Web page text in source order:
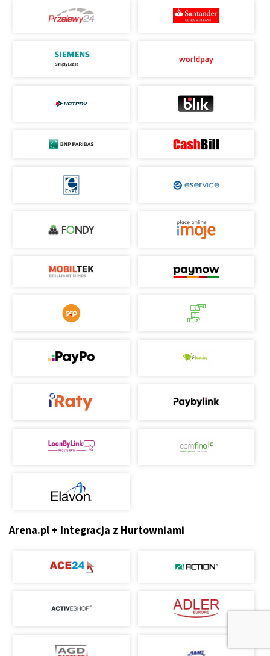
Arena.pl + Integracja z Hurtowniami